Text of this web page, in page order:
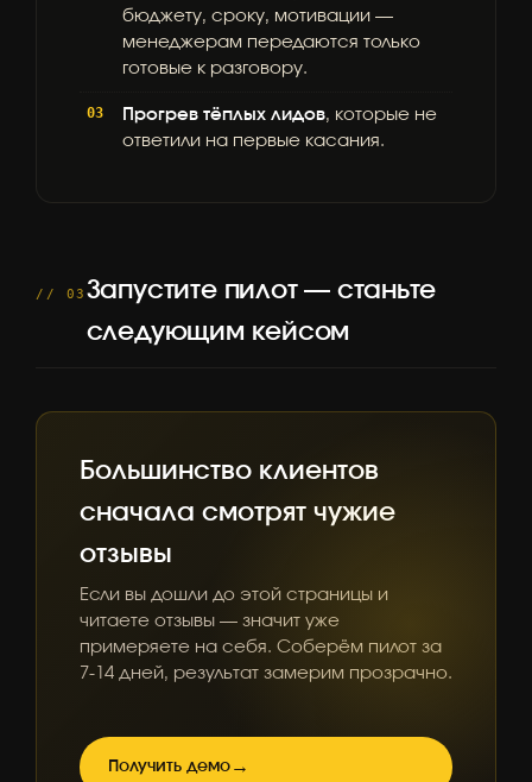
бюджету, сроку, мотивации —
менеджерам передаются только
готовые к разговору.
Прогрев тёплых лидов, которые не
ответили на первые касания.
// 03 Запустите пилот — станьте
следующим кейсом
Большинство клиентов
сначала смотрят чужие
отзывы
Если вы дошли до этой страницы и
читаете отзывы — значит уже
примеряете на себя. Соберём пилот за
7-14 дней, результат замерим прозрачно.
Получить демо